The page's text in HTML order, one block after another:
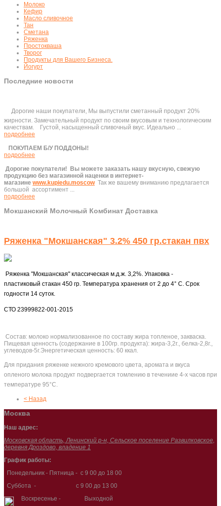
Молоко
Кефир
Масло сливочное
Тан
Сметана
Ряженка
Простокваша
Творог
Продукты для Вашего Бизнеса.
Йогурт
Последние новости
Дорогие наши покупатели, Мы выпустили сметанный продукт 20%
жирности. Замечательный продукт по своим вкусовым и технологическим
качествам. Густой, насыщенный сливочный вкус. Идеально ...
подробнее
ПОКУПАЕМ Б/У ПОДДОНЫ!
подробнее
Дорогие покупатели!
Вы можете заказать нашу вкусную, свежую
продукцию без магазинной наценки в интернет-
магазине www.kupiedu.moscow Так же вашему вниманию предлагается
большой ассортимент ...
подробнее
Мокшанский Молочный Комбинат Доставка
Ряженка "Мокшанская" 3.2% 450 гр.стакан пвх
Ряженка "Мокшанская" классическая м.д.ж. 3,2%. Упаковка -
пластиковый стакан 450 гр. Температура хранения от 2 до 4° C. Срок
годности 14 суток.
СТО 23999822-001-2015
Состав: молоко нормализованное по составу жира топленое, закваска.
Пищевая ценность (содержание в 100гр. продукта): жира-3,2г., белка-2,8г.,
углеводов-5г.Энергетическая ценность: 60 ккал.
Для придания ряженке нежного кремового цвета, аромата и вкуса
опленого молока продукт подвергается томлению в течениие 4-х часов при
температуре 95°С.
< Назад
Москва
Наш адрес:
Московская область, Ленинский р-н, Сельское поселение Развилковское,
деревня Дроздово, владение 1
График работы:
Понедельник - Пятница - с 9 00 до 18 00
Суббота - с 9 00 до 13 00
Воскресенье - Выходной